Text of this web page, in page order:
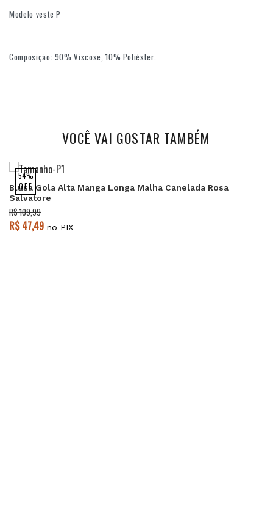
Modelo veste P
Composição: 90% Viscose, 10% Poliéster.
VOCÊ VAI GOSTAR TAMBÉM
54%
OFF
Blusa Gola Alta Manga Longa Malha Canelada Rosa
Salvatore
R$ 109,99
R$ 47,49 no PIX